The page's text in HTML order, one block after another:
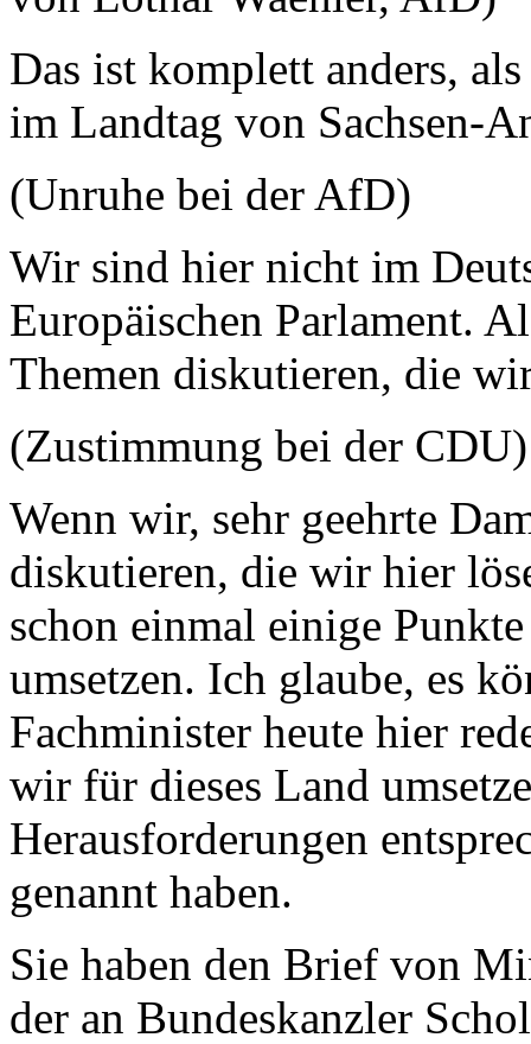
Das ist komplett anders,
im Landtag von Sachsen-
(Unruhe bei der AfD)
Wir sind hier nicht im
Europäischen Parlament.
Themen diskutieren, die
(Zustimmung bei der CDU)
Wenn wir, sehr geehrte
diskutieren, die wir hier
schon einmal einige
umsetzen. Ich glaube, es
Fachminister heute hier
wir für dieses Land
Herausforderungen
genannt haben.
Sie haben den Brief von
der an Bundeskanzler